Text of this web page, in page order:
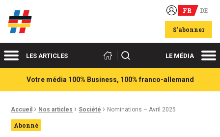
Acteurs du franco-allemand FR DE
S'abonner
MenuLES ARTICLES Rechercher LE MÉDIA
Votre média 100% Business, 100% franco-allemand
Fil d'Ariane :
Accueil › Nos articles › Société › Nominations – Avril 2025
Abonné